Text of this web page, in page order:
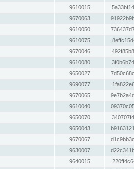
9610015
9670063
9610050
9610075
9670046
9610080
9650027
9690077
9670065
9610040
9650070
9650043
9670067
9630007
9640015